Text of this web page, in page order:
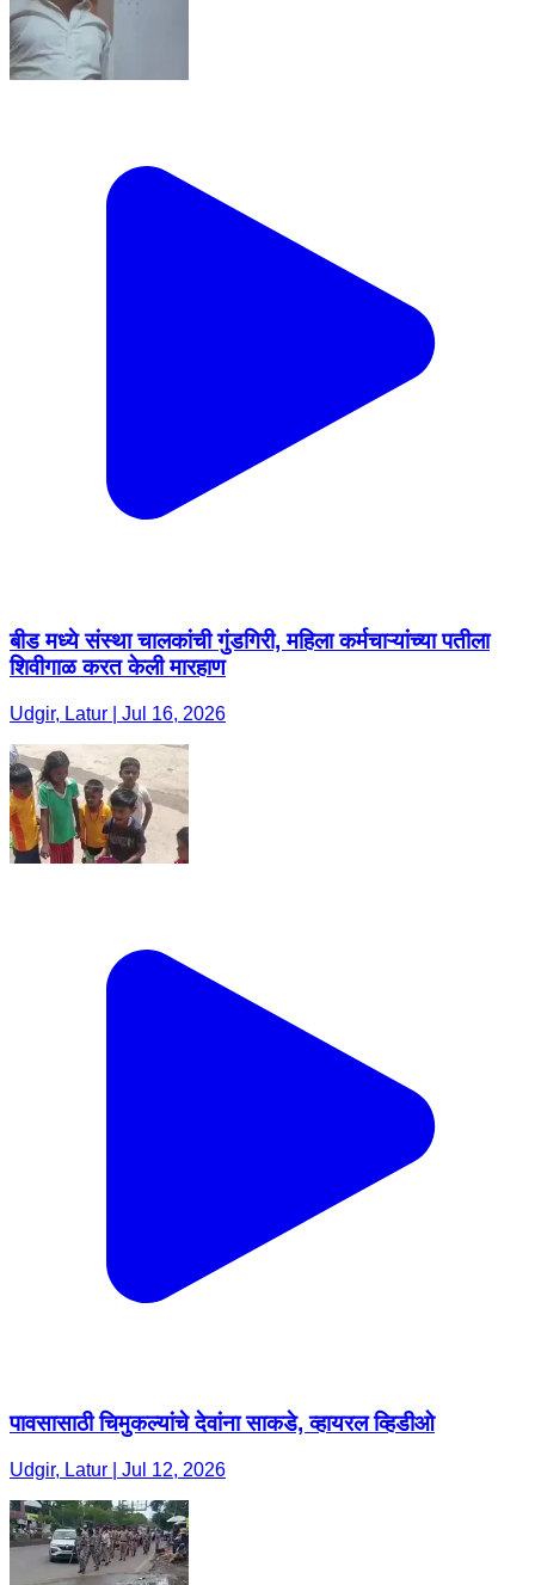
बीड मध्ये संस्था चालकांची गुंडगिरी, महिला कर्मचाऱ्यांच्या पतीला
शिवीगाळ करत केली मारहाण
Udgir, Latur | Jul 16, 2026
पावसासाठी चिमुकल्यांचे देवांना साकडे, व्हायरल व्हिडीओ
Udgir, Latur | Jul 12, 2026